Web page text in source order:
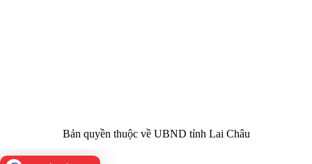
Bản quyền thuộc về UBND tỉnh Lai Châu